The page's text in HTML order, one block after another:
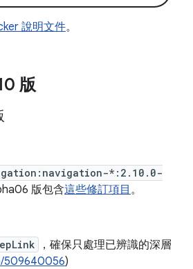
說明文件。
版
*:2.10.0-
版包含這些修訂項目 。
，確保只處理已辨識的深層
509640056)